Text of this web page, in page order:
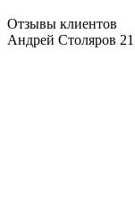
Отзывы клиентов
Андрей Столяров